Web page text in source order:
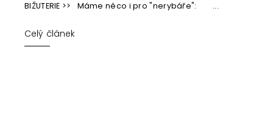
BIŽUTERIE >> Máme něco i pro "nerybáře": ...
Celý článek